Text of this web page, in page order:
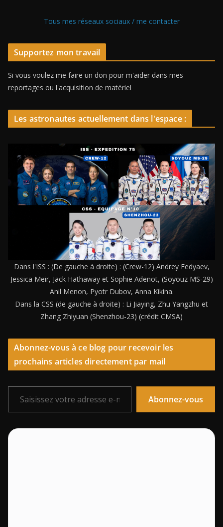
Tous mes réseaux sociaux / me contacter
Supportez mon travail
Si vous voulez me faire un don pour m'aider dans mes
reportages ou l'acquisition de matériel
Les astronautes actuellement dans l'espace :
Dans l'ISS : (De gauche à droite) : (Crew-12) Andrey Fedyaev,
Jessica Meir, Jack Hathaway et Sophie Adenot, (Soyouz MS-29)
Anil Menon, Pyotr Dubov, Anna Kikina.
Dans la CSS (de gauche à droite) : Li Jiaying, Zhu Yangzhu et
Zhang Zhiyuan (Shenzhou-23) (crédit CMSA)
Abonnez-vous à ce blog pour recevoir les
prochains articles directement par mail
Saisissez votre adresse e-mail…
Abonnez-vous